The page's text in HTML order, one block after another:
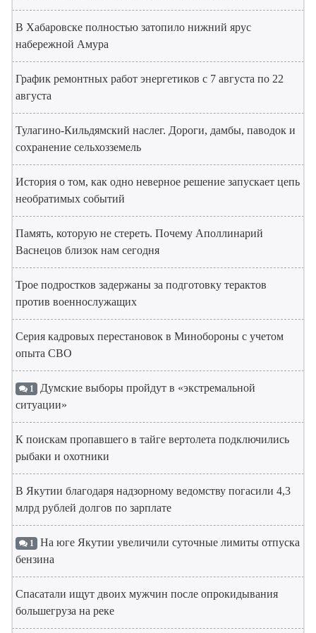
В Хабаровске полностью затопило нижний ярус
набережной Амура
График ремонтных работ энергетиков с 7 августа по 22
августа
Тулагино-Кильдямский наслег. Дороги, дамбы, паводок и
сохранение сельхозземель
История о том, как одно неверное решение запускает цепь
необратимых событий
Память, которую не стереть. Почему Аполлинарий
Васнецов близок нам сегодня
Трое подростков задержаны за подготовку терактов
против военнослужащих
Серия кадровых перестановок в Минобороны с учетом
опыта СВО
1 Думские выборы пройдут в «экстремальной
ситуации»
К поискам пропавшего в тайге вертолета подключились
рыбаки и охотники
В Якутии благодаря надзорному ведомству погасили 4,3
млрд рублей долгов по зарплате
1 На юге Якутии увеличили суточные лимиты отпуска
бензина
Спасатали ищут двоих мужчин после опрокидывания
большегруза на реке